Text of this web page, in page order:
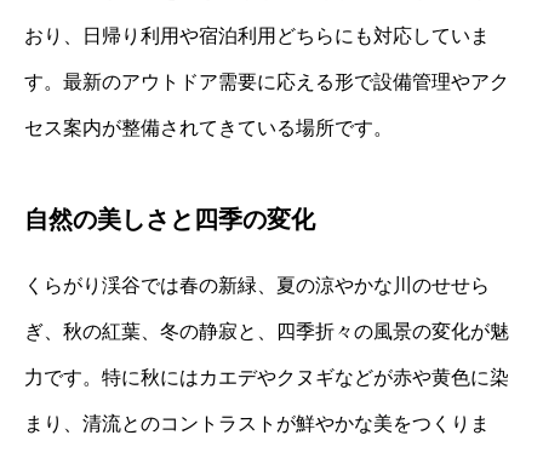
おり、日帰り利用や宿泊利用どちらにも対応していま
す。最新のアウトドア需要に応える形で設備管理やアク
セス案内が整備されてきている場所です。
自然の美しさと四季の変化
くらがり渓谷では春の新緑、夏の涼やかな川のせせら
ぎ、秋の紅葉、冬の静寂と、四季折々の風景の変化が魅
力です。特に秋にはカエデやクヌギなどが赤や黄色に染
まり、清流とのコントラストが鮮やかな美をつくりま